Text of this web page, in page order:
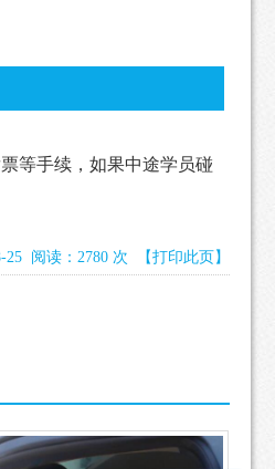
等手续，如果中途学员碰
25 阅读：2780 次 【打印此页】